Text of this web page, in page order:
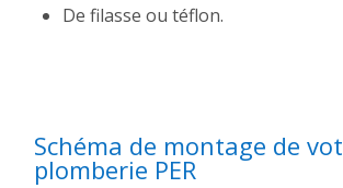
De filasse ou téflon.
Schéma de montage de
plomberie PER